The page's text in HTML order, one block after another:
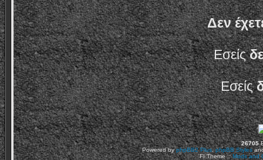
Δεν
Εσείς
Εσείς
26705
Powered byphpBB2 Plus,phpBB Styles
FI Theme ::Mods and